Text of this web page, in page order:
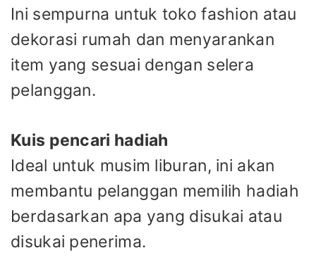
Ini sempurna untuk toko fashion atau
dekorasi rumah dan menyarankan
item yang sesuai dengan selera
pelanggan.
Kuis pencari hadiah
Ideal untuk musim liburan, ini akan
membantu pelanggan memilih hadiah
berdasarkan apa yang disukai atau
disukai penerima.